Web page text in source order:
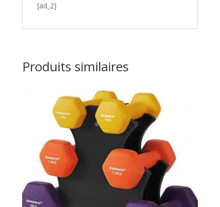
[ad_2]
Produits similaires